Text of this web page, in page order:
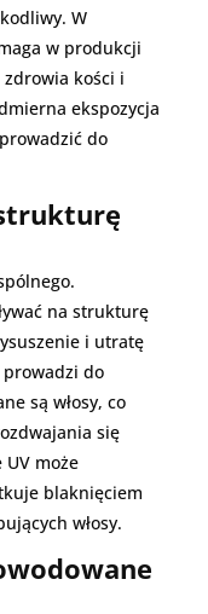
W
w produkcji
kości i
ekspozycja
do
na strukturę
i utratę
prowadzi do
są włosy, co
się
może
blaknięciem
włosy.